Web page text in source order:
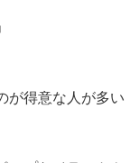
が得意な人が多い